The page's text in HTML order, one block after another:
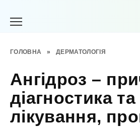
ГОЛОВНА » ДЕРМАТОЛОГІЯ
Ангідроз –
діагностика та
лікування,